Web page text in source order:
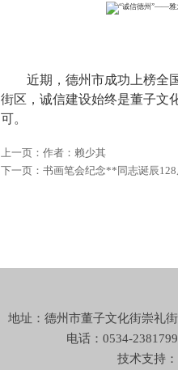
近期，德州市成功上榜全国
街区，诚信建设始终是董子文
可。
上一页：作者：赖少其
下一页：书画笔会纪念**同志诞辰
地址：德州市董子文化街崇礼
电话：0534-
技术支持